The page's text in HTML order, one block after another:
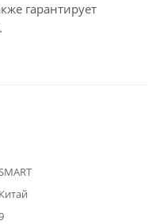
гарантирует
Китай